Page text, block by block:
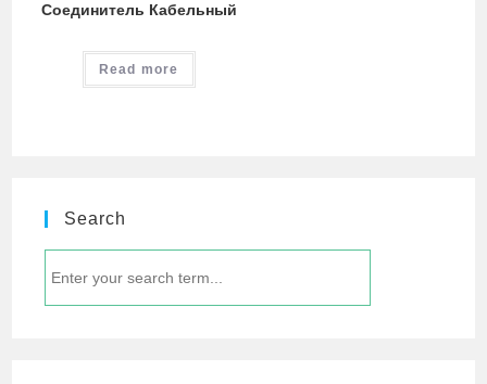
Соединитель Кабельный
Read more
Search